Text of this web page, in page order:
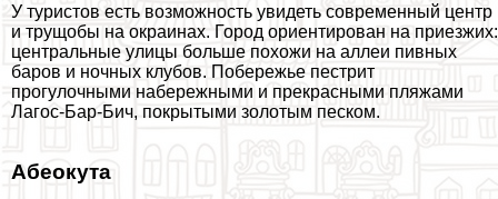
У туристов есть возможность увидеть современный центр
и трущобы на окраинах. Город ориентирован на приезжих:
центральные улицы больше похожи на аллеи пивных
баров и ночных клубов. Побережье пестрит
прогулочными набережными и прекрасными пляжами
Лагос-Бар-Бич, покрытыми золотым песком.
Абеокута